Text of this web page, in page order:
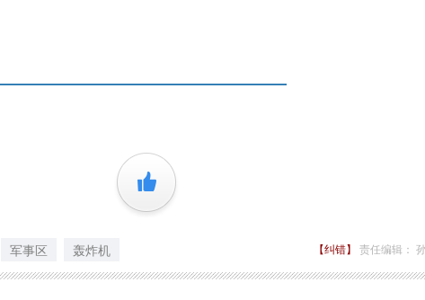
+1
军事区 轰炸机 【纠错】 责任编辑：